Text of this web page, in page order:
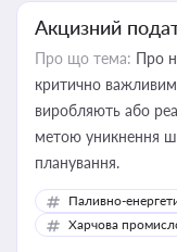
Акцизний
Про що тема: Про
критично
виробляють або
метою уникнення
планування.
Паливно-
Харчова